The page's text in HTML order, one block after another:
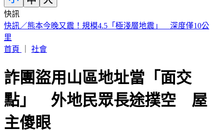
快訊
明知蘇丹紅超標4倍還賣 雲林黑心商稱「吃了不會怎樣」遭
判6月
首頁
社會
詐團盜用山區地址當「面交
點」 外地民眾長途撲空 屋
主傻眼